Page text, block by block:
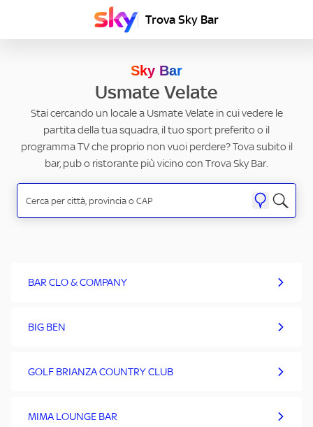
Trova Sky Bar
Sky Bar
Usmate Velate
Stai cercando un locale a Usmate Velate in cui vedere le
partita della tua squadra, il tuo sport preferito o il
programma TV che proprio non vuoi perdere? Tova subito il
bar, pub o ristorante più vicino con Trova Sky Bar.
BAR CLO & COMPANY
BIG BEN
GOLF BRIANZA COUNTRY CLUB
MIMA LOUNGE BAR